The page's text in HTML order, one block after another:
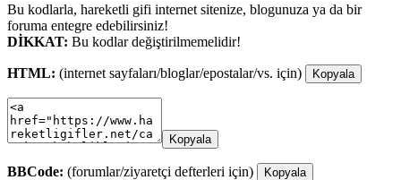
Bu kodlarla, hareketli gifi internet sitenize, blogunuza ya da bir
foruma entegre edebilirsiniz!
DİKKAT: Bu kodlar değiştirilmemelidir!
HTML: (internet sayfaları/bloglar/epostalar/vs. için) Kopyala
Kopyala
BBCode: (forumlar/ziyaretçi defterleri için) Kopyala